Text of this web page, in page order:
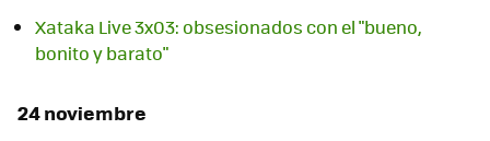
Xataka Live 3x03: obsesionados con el "bueno,
bonito y barato"
24 noviembre